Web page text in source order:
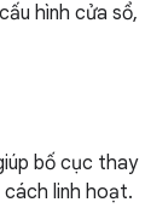
hình cửa sổ,
bố cục thay
linh hoạt.